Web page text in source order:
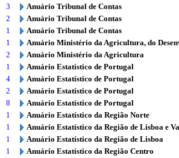
3
Anuário Tribunal de Contas
2
Anuário Tribunal de Contas
1
Anuário Tribunal de Contas
1
Anuário Ministério da Agricultura, do
2
Anuário Ministério da Agricultura
1
Anuário Estatístico de Portugal
4
Anuário Estatístico de Portugal
2
Anuário Estatístico de Portugal
8
Anuário Estatístico de Portugal
1
Anuário Estatístico da Região Norte
1
Anuário Estatístico da Região de Lisboa e
1
Anuário Estatístico da Região de Lisboa
1
Anuário Estatístico da Região Centro